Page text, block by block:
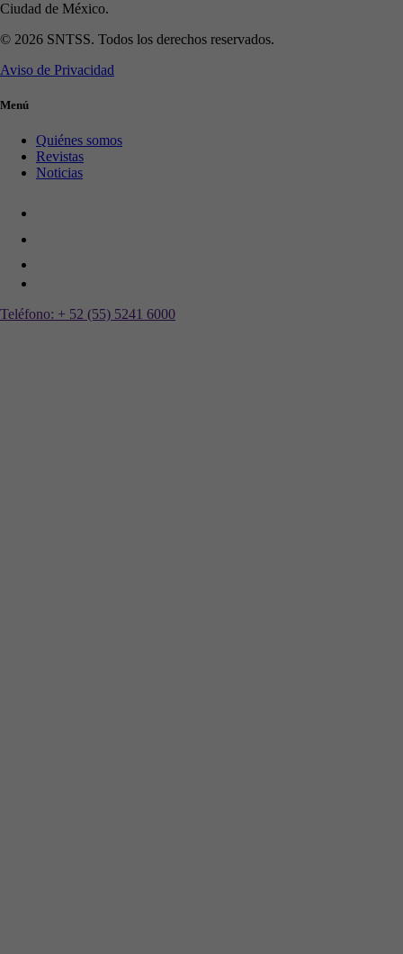
Ciudad de México.
© 2026 SNTSS. Todos los derechos reservados.
Aviso de Privacidad
Menú
Quiénes somos
Revistas
Noticias
Teléfono: + 52 (55) 5241 6000